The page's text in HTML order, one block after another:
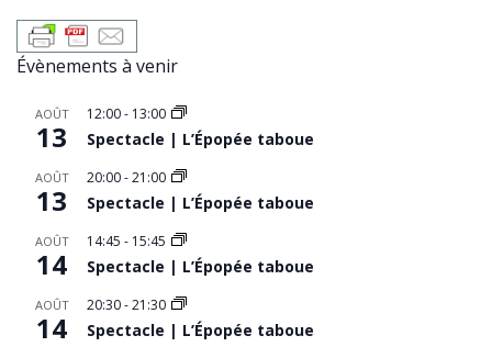
Évènements à venir
AOÛT
13
12:00- 13:00
Spectacle | L’Épopée taboue
AOÛT
13
20:00-21:00
Spectacle | L’Épopée taboue
AOÛT
14
14:45 - 15:45
Spectacle | L’Épopée taboue
AOÛT
14
20:30-21:30
Spectacle | L’Épopée taboue